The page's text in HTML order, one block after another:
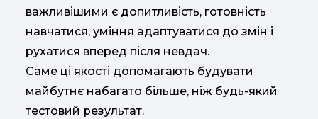
важливішими є допитливість, готовність
навчатися, уміння адаптуватися до змін і
рухатися вперед після невдач.
Саме ці якості допомагають будувати
майбутнє набагато більше, ніж будь-який
тестовий результат.